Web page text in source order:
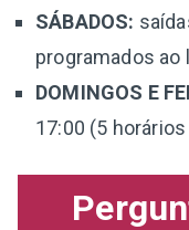
SÁBADOS:
programados ao
DOMINGOS E
17:00 (5